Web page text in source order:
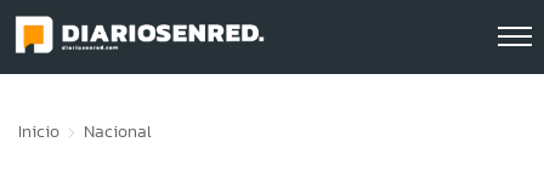
Inicio Nacional